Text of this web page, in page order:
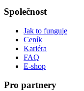
Společnost
Jak to funguje
Ceník
Kariéra
FAQ
E-shop
Pro partnery